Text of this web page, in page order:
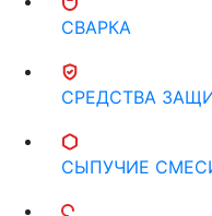
СВАРКА
СРЕДСТВА
СЫПУЧИЕ